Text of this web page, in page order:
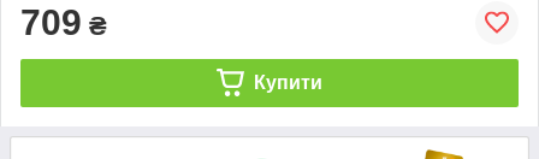
709 ₴
Купити